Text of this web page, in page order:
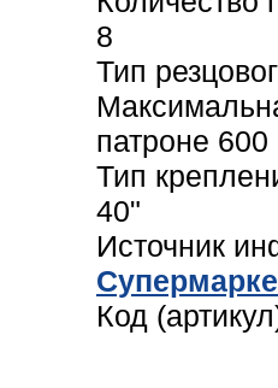
8
Тип
патроне 600
Тип
40"
Источник
Код